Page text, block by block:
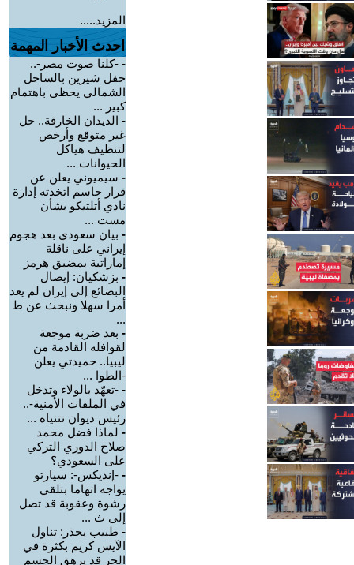
المزيد.....
احدث الأخبار المهمة
- -كلنا صوت مصر-..
حفل شيرين بالساحل
الشمالي يحظى باهتمام
كبير ...
- الديدان الخارقة.. حل
غير متوقع وأرخص
لتنظيف هياكل
الحيوانات ...
- سيميوني يعلن عن
قرار حاسم اتخذته إدارة
نادي أتلتيكو بشأن
مست ...
- بيان سعودي بعد هجوم
إيراني على ناقلة
إماراتية بمضيق هرمز
- بزشكيان: إيصال
البضائع إلى إيران لم يعد
أمرا سهلا ونبحث عن ط
...
- بعد ضربة موجعة
لقوافله القادمة من
ليبيا.. حميدتي يعلن
-الطوا ...
- -تعهّد بالولاء وتدخل
في الملفات الأمنية-..
رئيس ديوان نتنياه ...
- لماذا فضل محمد
صلاح الدوري التركي
على السعودي؟
- -إنديكس-: سيارتو
يواجه اتهاما بتلقي
رشوة وعقوبة قد تصل
إلى ث ...
- طبيب يحذر: تناول
الآيس كريم بكثرة في
الحر قد يرهق الجسم